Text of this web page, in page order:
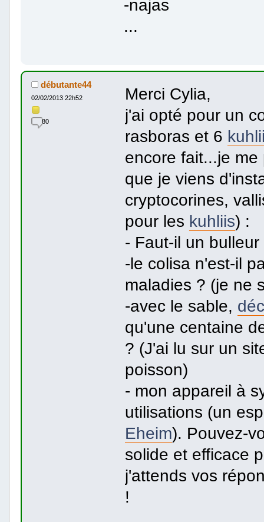
-najas
...
débutante44
02/02/2013 22h52
80
Merci Cylia,
j'ai opté pour un
rasboras et 6
encore fait...je
que je viens
cryptocorines,
pour les kuhliis) :
- Faut-il un
-le colisa n'est-il
maladies ? (je ne
-avec le sable,
qu'une centaine
? (J'ai lu sur un
poisson)
- mon appareil à
utilisations (un
Eheim). Pouvez-
solide et efficace
j'attends vos
!